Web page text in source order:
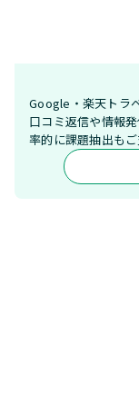
Google・楽天トラ
口コミ返信や情報
率的に課題抽出もご